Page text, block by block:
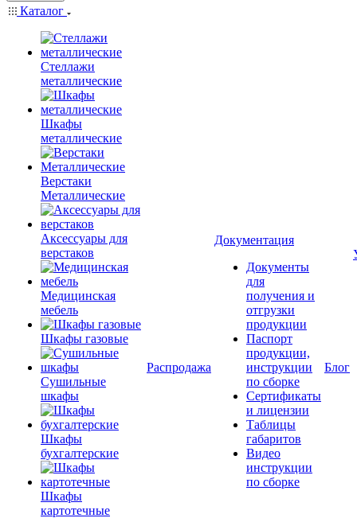
Каталог
Стеллажи
металлические
Шкафы
металлические
Верстаки
Металлические
Аксессуары для
верстаков
Медицинская
мебель
Шкафы газовые
Сушильные
шкафы
Шкафы
бухгалтерские
Шкафы
картотечные
Распродажа
Документация
Документы
для
получения и
отгрузки
продукции
Паспорт
продукции,
инструкции
по сборке
Сертификаты
и лицензии
Таблицы
габаритов
Видео
инструкции
по сборке
Блог